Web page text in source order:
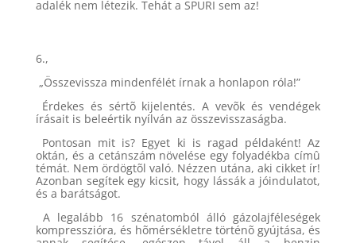
adalék nem létezik. Tehát a SPURI sem az!
6.,
„Összevissza mindenfélét írnak a honlapon róla!”
Érdekes és sértõ kijelentés. A vevõk és vendégek
írásait is beleértik nyílván az összevisszaságba.
Pontosan mit is? Egyet ki is ragad példaként! Az
oktán, és a cetánszám növelése egy folyadékba címû
témát. Nem ördögtõl való. Nézzen utána, aki cikket ír!
Azonban segítek egy kicsit, hogy lássák a jóindulatot,
és a barátságot.
A legalább 16 szénatomból álló gázolajféleségek
kompresszióra, és hõmérsékletre történõ gyújtása, és